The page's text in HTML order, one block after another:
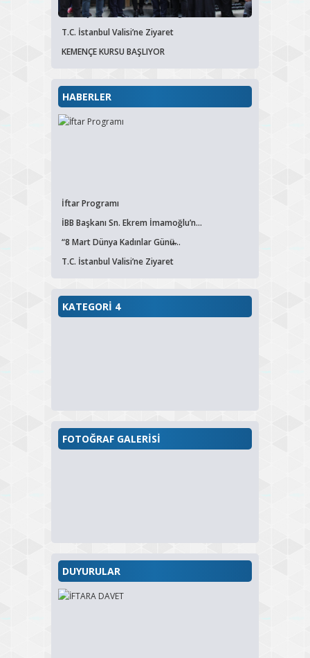
İBB Başkanı Sn. Ekrem İmamoğlu’n...
T.C. İstanbul Valisi’ne Ziyaret
KEMENÇE KURSU BAŞLIYOR
HABERLER
İftar Programı
İBB Başkanı Sn. Ekrem İmamoğlu’n...
“8 Mart Dünya Kadınlar Günü̶...
T.C. İstanbul Valisi’ne Ziyaret
KATEGORİ 4
FOTOĞRAF GALERİSİ
DUYURULAR